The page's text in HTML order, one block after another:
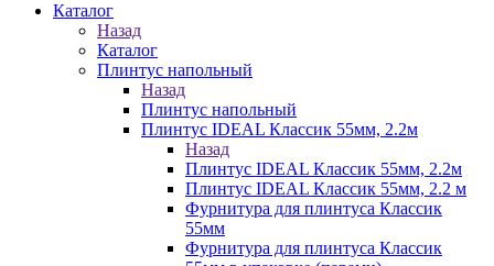
Каталог
Назад
Каталог
Плинтус напольный
Назад
Плинтус напольный
Плинтус IDEAL Классик 55мм, 2.2м
Назад
Плинтус IDEAL Классик 55мм, 2.2м
Плинтус IDEAL Классик 55мм, 2.2 м
Фурнитура для плинтуса Классик
55мм
Фурнитура для плинтуса Классик